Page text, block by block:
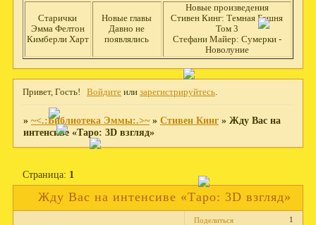
Старички
Эмма Фелтон
Кимберли Харт
Новые главы
Давно не
появлялись
Новые произведения
Стивен Кинг: Темная Башня
Том 3
Стефани Майер: Сумерки -
Новолуние
Привет, Гость! Войдите илизарегистрируйтесь
» ~<.:Библиотека Эммы:.>~ » Стивен Кинг » Жду Вас на
интенсиве «Таро: 3D взгляд»
Жду Вас на интенсиве «Таро: 3D взгляд»
Страница: 1
Поделиться
1